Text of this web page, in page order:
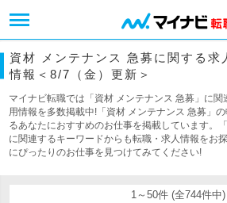
資材 メンテナンス 急募に関する求
情報＜8/7（金）更新＞
マイナビ転職では「資材 メンテナンス 急募」に
用情報を多数掲載中!「資材 メンテナンス 急募」
るあなたにおすすめのお仕事を掲載しています。
に関連するキーワードからも転職・求人情報をお
にぴったりのお仕事を見つけてみてください!
1～50件 (全744件中)